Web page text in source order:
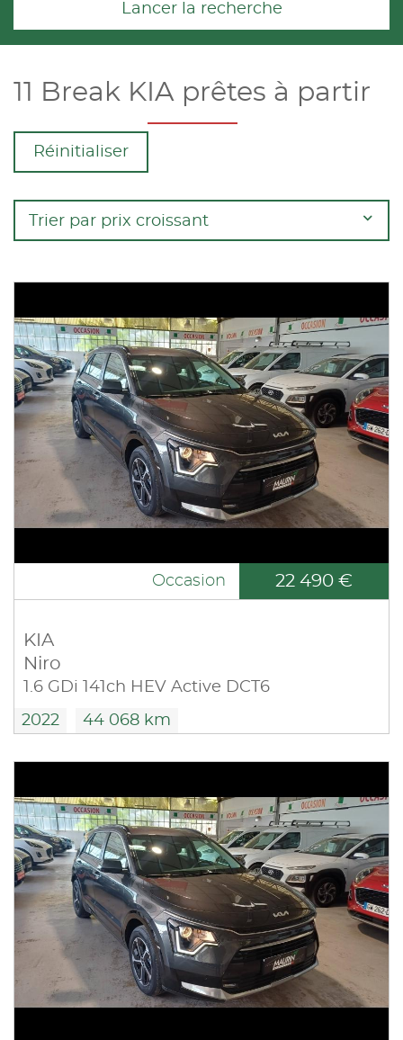
Lancer la recherche
11 Break KIA prêtes à partir
Réinitialiser
Trier par prix croissant
Occasion 22 490 €
KIA
Niro
1.6 GDi 141ch HEV Active DCT6
2022 44 068 km